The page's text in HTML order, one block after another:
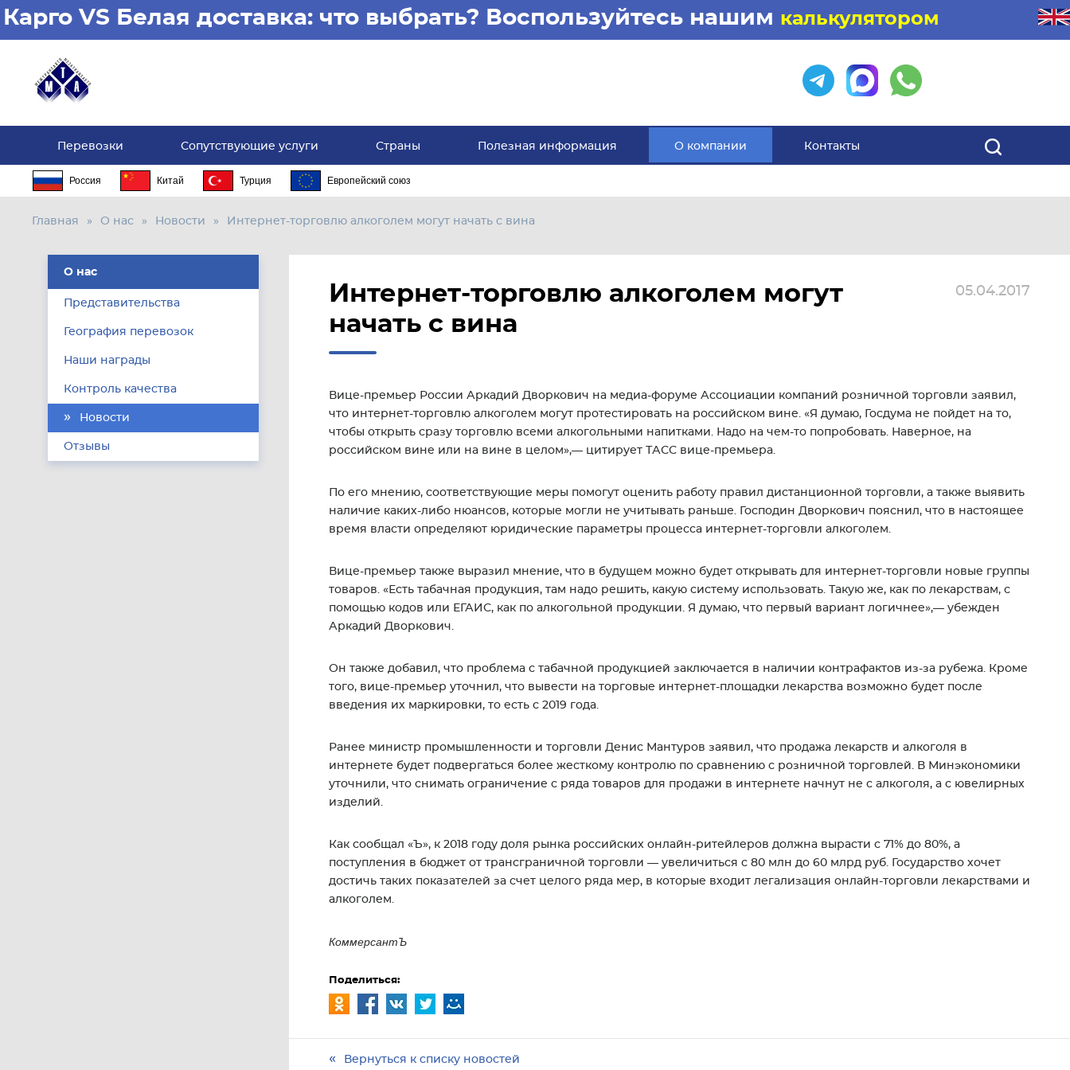
Карго VS Белая доставка: что выбрать? Воспользуйтесь нашим калькулятором
Перевозки Сопутствующие услуги Страны Полезная информация О компании Контакты
Россия Китай Турция Европейский союз
Главная О нас Новости Интернет-торговлю алкоголем могут начать с вина
О нас
Представительства
География перевозок
Наши награды
Контроль качества
Новости
Отзывы
Интернет-торговлю алкоголем могут
начать с вина
05.04.2017
Вице-премьер России Аркадий Дворкович на медиа-форуме Ассоциации компаний розничной торговли заявил,
что интернет-торговлю алкоголем могут протестировать на российском вине. «Я думаю, Госдума не пойдет на то,
чтобы открыть сразу торговлю всеми алкогольными напитками. Надо на чем-то попробовать. Наверное, на
российском вине или на вине в целом»,— цитирует ТАСС вице-премьера.
По его мнению, соответствующие меры помогут оценить работу правил дистанционной торговли, а также выявить
наличие каких-либо нюансов, которые могли не учитывать раньше. Господин Дворкович пояснил, что в настоящее
время власти определяют юридические параметры процесса интернет-торговли алкоголем.
Вице-премьер также выразил мнение, что в будущем можно будет открывать для интернет-торговли новые группы
товаров. «Есть табачная продукция, там надо решить, какую систему использовать. Такую же, как по лекарствам, с
помощью кодов или ЕГАИС, как по алкогольной продукции. Я думаю, что первый вариант логичнее»,— убежден
Аркадий Дворкович.
Он также добавил, что проблема с табачной продукцией заключается в наличии контрафактов из-за рубежа. Кроме
того, вице-премьер уточнил, что вывести на торговые интернет-площадки лекарства возможно будет после
введения их маркировки, то есть с 2019 года.
Ранее министр промышленности и торговли Денис Мантуров заявил, что продажа лекарств и алкоголя в
интернете будет подвергаться более жесткому контролю по сравнению с розничной торговлей. В Минэкономики
уточнили, что снимать ограничение с ряда товаров для продажи в интернете начнут не с алкоголя, а с ювелирных
изделий.
Как сообщал «Ъ», к 2018 году доля рынка российских онлайн-ритейлеров должна вырасти с 71% до 80%, а
поступления в бюджет от трансграничной торговли — увеличиться с 80 млн до 60 млрд руб. Государство хочет
достичь таких показателей за счет целого ряда мер, в которые входит легализация онлайн-торговли лекарствами и
алкоголем.
КоммерсантЪ
Поделиться:
Вернуться к списку новостей